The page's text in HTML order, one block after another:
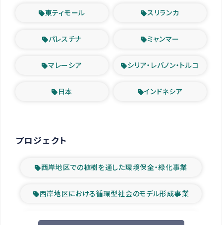
東ティモール スリランカ
パレスチナ ミャンマー
マレーシア シリア・レバノン・トルコ
日本 インドネシア
プロジェクト
西岸地区での植樹を通した環境保全・緑化事業
西岸地区における循環型社会のモデル形成事業
ツアー参加者の声